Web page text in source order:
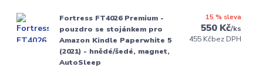
Fortress FT4026 Premium -
pouzdro se stojánkem pro
Amazon Kindle Paperwhite 5
(2021) - hnědé/šedé, magnet,
AutoSleep
15 % sleva
550 Kč/ks
455 Kčbez DPH